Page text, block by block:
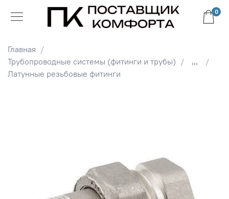
0
Главная
Трубопроводные системы (фитинги и трубы)
...
Латунные резьбовые фитинги